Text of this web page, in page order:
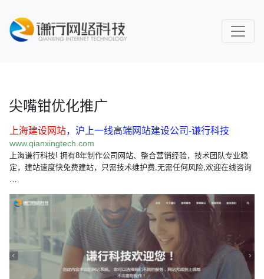
尖嘴钳优化推广
上海建设网站，沪上一线高端网站建设公司-谦行科技
www.qianxingtech.com
上海谦行科技! 拥有8年制作公司网站、整合营销经验，技术团队专业稳
定，建站速度快免费建站，只需技术维护费,无需任何风险,欢迎在线咨询
…